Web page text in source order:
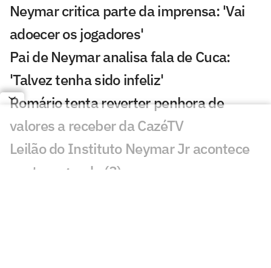
Neymar critica parte da imprensa: 'Vai
adoecer os jogadores'
Pai de Neymar analisa fala de Cuca:
'Talvez tenha sido infeliz'
Romário tenta reverter penhora de
valores a receber da CazéTV
Leilão do Instituto Neymar Jr acontece
nesta segunda (3)